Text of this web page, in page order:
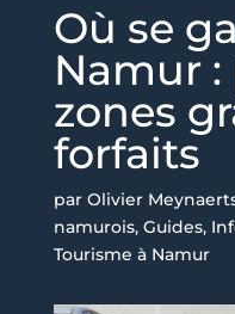
Où se
Namur
zones
forfaits
par Olivier
namurois, Guides,
Tourisme à Namur